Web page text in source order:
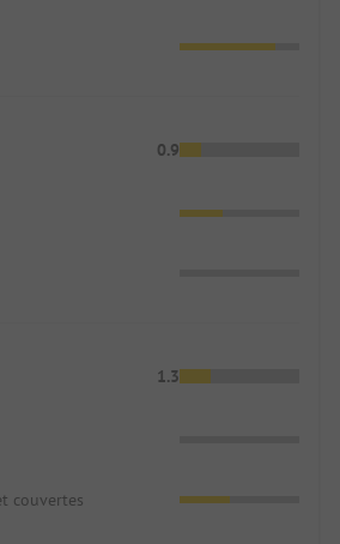
0.9
1.3
couvertes